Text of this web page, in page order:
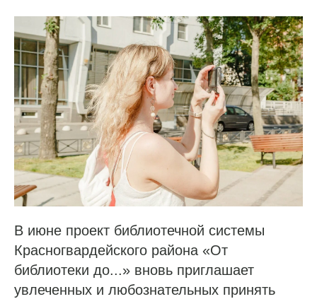
В июне проект библиотечной системы
Красногвардейского района «От
библиотеки до...» вновь приглашает
увлеченных и любознательных принять